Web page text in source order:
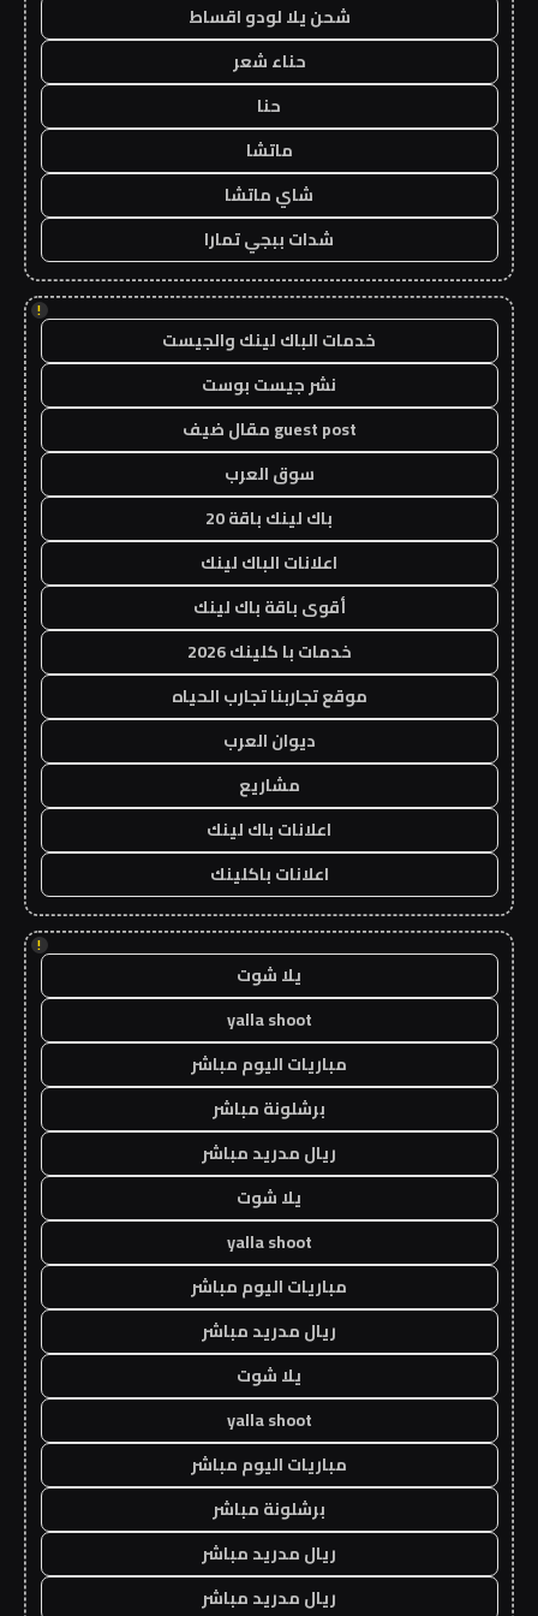
شحن يلا لودو اقساط
حناء شعر
حنا
ماتشا
شاي ماتشا
شدات ببجي تمارا
!
خدمات الباك لينك والجيست
نشر جيست بوست
guest post مقال ضيف
سوق العرب
باك لينك باقة 20
اعلانات الباك لينك
أقوى باقة باك لينك
خدمات با كلينك 2026
موقع تجاربنا تجارب الحياه
ديوان العرب
مشاريع
اعلانات باك لينك
اعلانات باكلينك
!
يلا شوت
yalla shoot
مباريات اليوم مباشر
برشلونة مباشر
ريال مدريد مباشر
يلا شوت
yalla shoot
مباريات اليوم مباشر
ريال مدريد مباشر
يلا شوت
yalla shoot
مباريات اليوم مباشر
برشلونة مباشر
ريال مدريد مباشر
ريال مدريد مباشر